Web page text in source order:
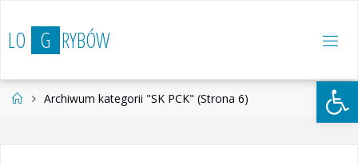
do
treści
LO G RYBÓW
StronaArchiwum kategorii "SK PCK" (Strona 6)